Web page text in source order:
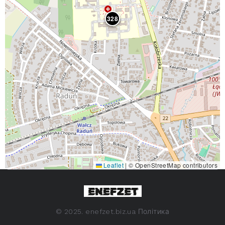
328
Leaflet | © OpenStreetMap contributors
© 2025. enefzet.biz.ua Політика